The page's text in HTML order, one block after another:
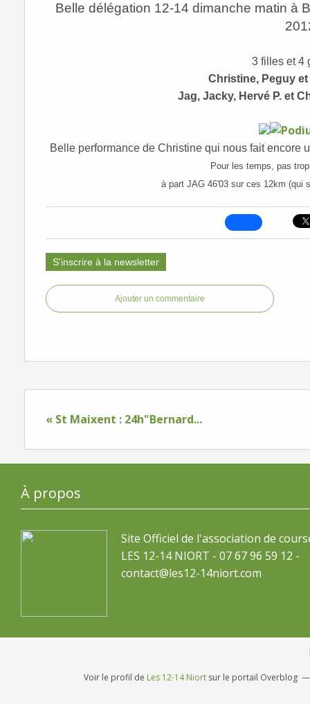
Belle délégation 12-14 dimanche matin à
3 filles et 4
Christine, Peguy
Jag, Jacky, Hervé P. et
Belle performance de Christine qui nous fait encore
Pour les temps, pas
à part JAG 46'03 sur ces 12km (qui
S'inscrire à la newsletter
Ajouter un commentaire
« St Maixent : 24h"Bernard...
À propos
Site Officiel de l'association de
LES 12-14 NIORT - 07 67 96 59 12 -
contact@les12-14niort.com
Voir le profil de Les 12-14 Niort sur le portail Overblog